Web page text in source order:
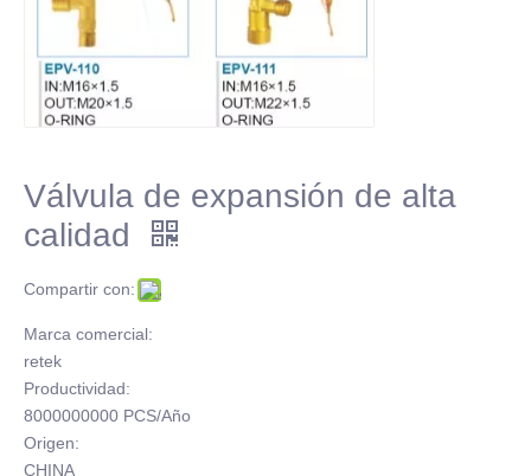
Válvula de expansión de alta
calidad
Compartir con:
Marca comercial:
retek
Productividad:
8000000000 PCS/Año
Origen:
CHINA